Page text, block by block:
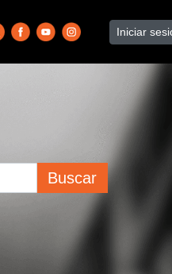
Iniciar
Buscar